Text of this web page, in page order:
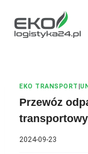
treści
EKO TRANSPORT |
Przewóz
2024-09-23